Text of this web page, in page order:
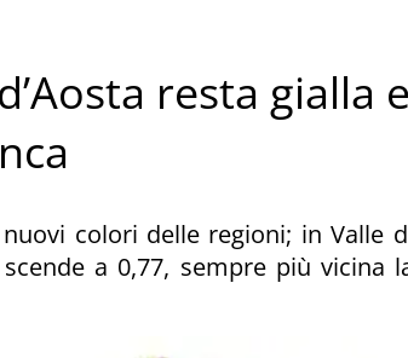
resta gialla
colori delle regioni; in Valle
a 0,77, sempre più vicina